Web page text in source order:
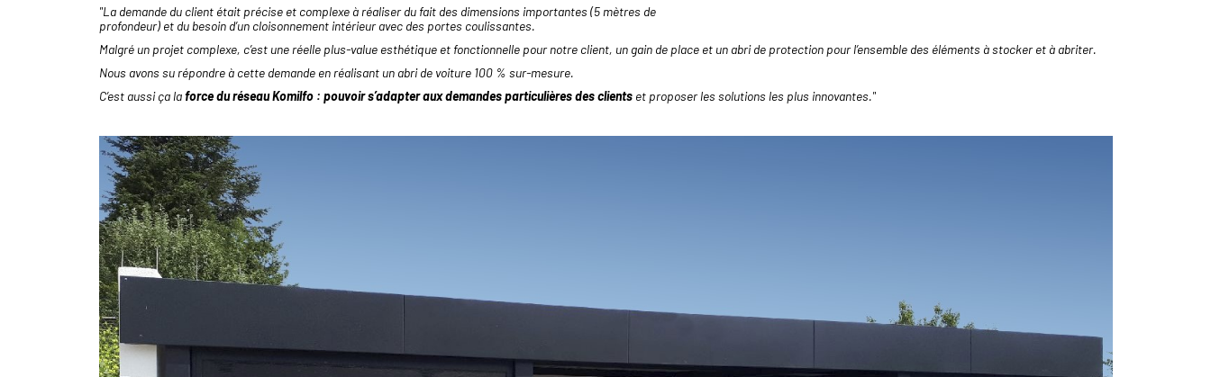
"La demande du client était précise et complexe à réaliser du fait des dimensions importantes (5 mètres de
profondeur) et du besoin d’un cloisonnement intérieur avec des portes coulissantes.
Malgré un projet complexe, c’est une réelle plus-value esthétique et fonctionnelle pour notre client, un gain de place et un abri de protection pour l’ensemble des éléments à stocker et à abriter.
Nous avons su répondre à cette demande en réalisant un abri de voiture 100 % sur-mesure.
C’est aussi ça laforce du réseau Komilfo : pouvoir s’adapter aux demandes particulières des clientset proposer les solutions les plus innovantes."